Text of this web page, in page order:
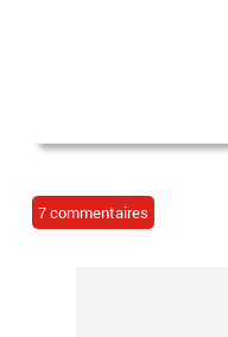
7 commentaires